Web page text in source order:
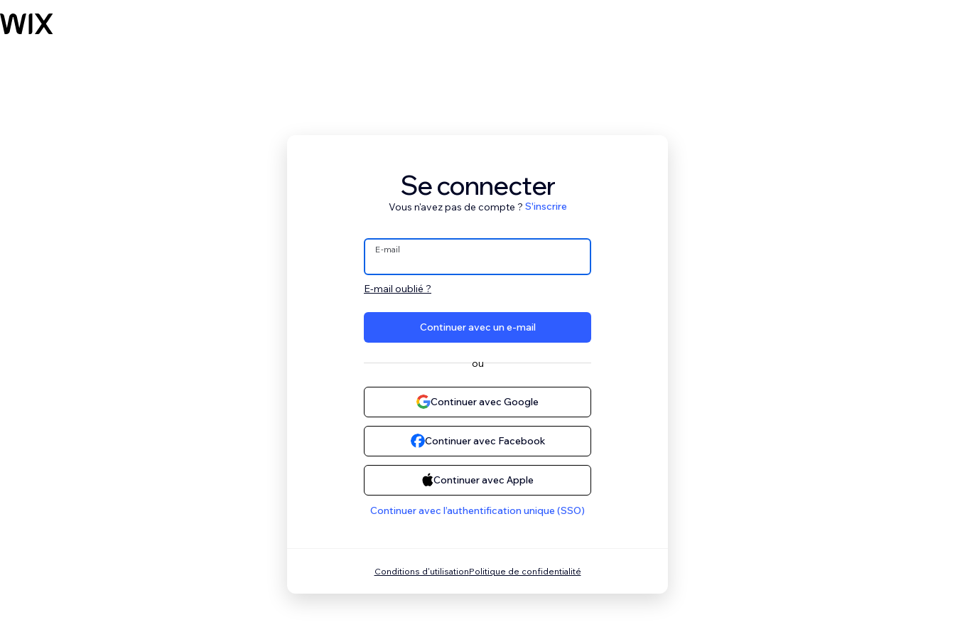
Se connecter
Vous n'avez pas de compte ? S'inscrire
E-mail
E-mail oublié ?
Continuer avec un e‑mail
ou
Continuer avec Google
Continuer avec Facebook
Continuer avec Apple
Continuer avec l’authentification unique (SSO)
Conditions d'utilisationPolitique de confidentialité